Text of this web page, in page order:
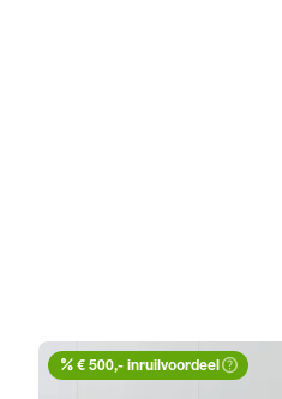
percent € 500,- inruilvoordeelhelp_outline